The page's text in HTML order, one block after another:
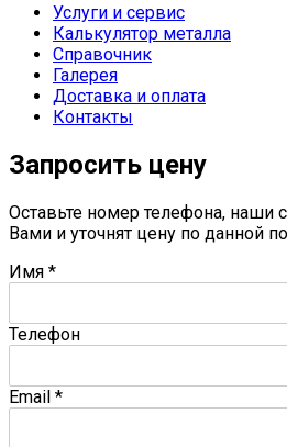
Услуги и сервис
Калькулятор металла
Справочник
Галерея
Доставка и оплата
Контакты
Запросить цену
Оставьте номер телефона, наши
Вами и уточнят цену по данной
Имя *
Телефон
Email *